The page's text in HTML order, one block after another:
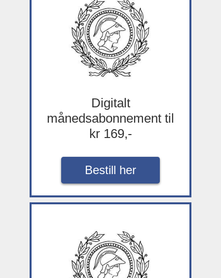
Digitalt
månedsabonnement til
kr 169,-
Bestill her